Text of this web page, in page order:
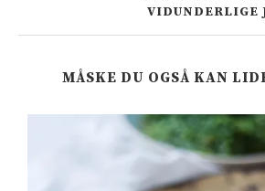
VIDUNDERLIGE
MÅSKE DU OGSÅ KAN